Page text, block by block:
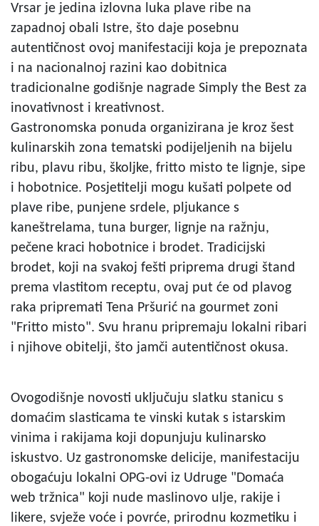
Vrsar je jedina izlovna luka plave ribe na
zapadnoj obali Istre, što daje posebnu
autentičnost ovoj manifestaciji koja je prepoznata
i na nacionalnoj razini kao dobitnica
tradicionalne godišnje nagrade Simply the Best za
inovativnost i kreativnost.
Gastronomska ponuda organizirana je kroz šest
kulinarskih zona tematski podijeljenih na bijelu
ribu, plavu ribu, školjke, fritto misto te lignje, sipe
i hobotnice. Posjetitelji mogu kušati polpete od
plave ribe, punjene srdele, pljukance s
kaneštrelama, tuna burger, lignje na ražnju,
pečene kraci hobotnice i brodet. Tradicijski
brodet, koji na svakoj fešti priprema drugi štand
prema vlastitom receptu, ovaj put će od plavog
raka pripremati Tena Pršurić na gourmet zoni
"Fritto misto". Svu hranu pripremaju lokalni ribari
i njihove obitelji, što jamči autentičnost okusa.
Ovogodišnje novosti uključuju slatku stanicu s
domaćim slasticama te vinski kutak s istarskim
vinima i rakijama koji dopunjuju kulinarsko
iskustvo. Uz gastronomske delicije, manifestaciju
obogaćuju lokalni OPG-ovi iz Udruge "Domaća
web tržnica" koji nude maslinovo ulje, rakije i
likere, svježe voće i povrće, prirodnu kozmetiku i